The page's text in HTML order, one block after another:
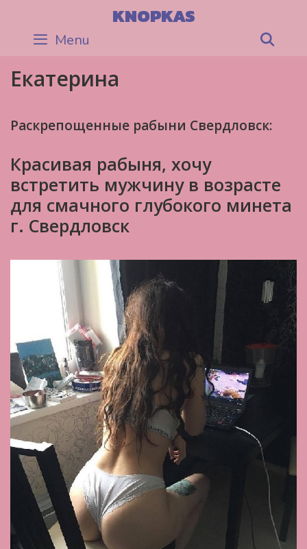
content
KNOPKAS
Menu
Екатерина
Раскрепощенные рабыни Свердловск:
Красивая рабыня, хочу
встретить мужчину в возрасте
для смачного глубокого минета
г. Свердловск